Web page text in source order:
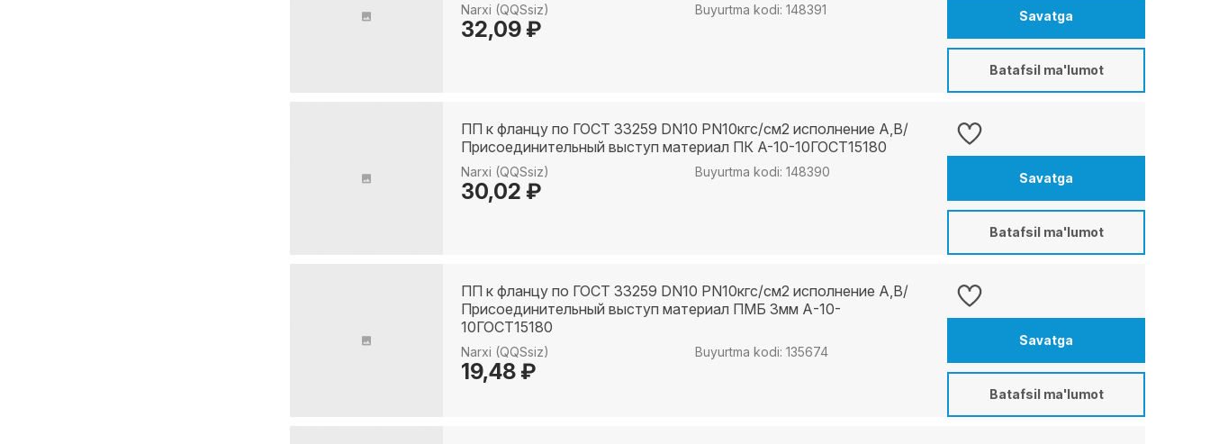
Narxi (QQSsiz)
32,09 ₽
Buyurtma kodi: 148391 Savatga
Batafsil ma'lumot
ПП к фланцу по ГОСТ 33259 DN10 PN10кгс/см2 исполнение A,B/
Присоединительный выступ материал ПК A-10-10ГОСТ15180
Narxi (QQSsiz)
30,02 ₽
Buyurtma kodi: 148390 Savatga
Batafsil ma'lumot
ПП к фланцу по ГОСТ 33259 DN10 PN10кгс/см2 исполнение A,B/
Присоединительный выступ материал ПМБ 3мм А-10-
10ГОСТ15180
Narxi (QQSsiz)
19,48 ₽
Buyurtma kodi: 135674
Savatga
Batafsil ma'lumot